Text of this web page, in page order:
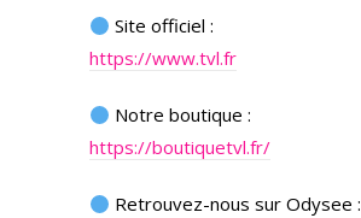
Site officiel :
https://www.tvl.fr
Notre boutique :
https://boutiquetvl.fr/
Retrouvez-nous sur Odysee :